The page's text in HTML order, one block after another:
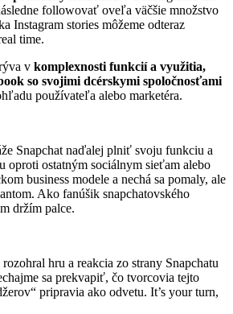
followovať oveľa väčšie množstvo
Instagram stories môžeme odteraz
time.
v komplexnosti funkcií a využitia,
so svojimi dcérskymi spoločnosťami
používateľa alebo marketéra.
Snapchat naďalej plniť svoju funkciu a
oproti ostatným sociálnym sieťam alebo
business modele a nechá sa pomaly, ale
Ako fanúšik snapchatovského
držím palce.
hru a reakcia zo strany Snapchatu
sa prekvapiť, čo tvorcovia tejto
pripravia ako odvetu. It’s your turn,